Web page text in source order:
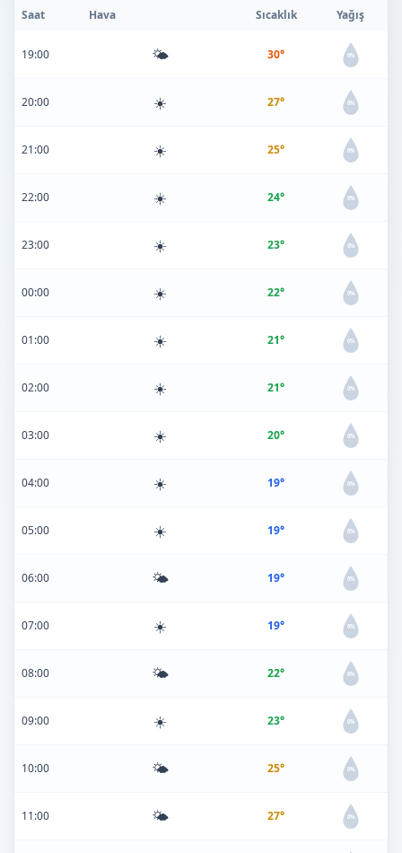
Saat Hava Sıcaklık Yağış
19:00 🌤️ 30° 0%
20:00 ☀️ 27° 0%
21:00 ☀️ 25° 0%
22:00 ☀️ 24° 0%
23:00 ☀️ 23° 0%
00:00 ☀️ 22° 0%
01:00 ☀️ 21° 0%
02:00 ☀️ 21° 0%
03:00 ☀️ 20° 0%
04:00 ☀️ 19° 0%
05:00 ☀️ 19° 0%
06:00 🌤️ 19° 0%
07:00 ☀️ 19° 0%
08:00 🌤️ 22° 0%
09:00 ☀️ 23° 0%
10:00 🌤️ 25° 0%
11:00 🌤️ 27° 0%